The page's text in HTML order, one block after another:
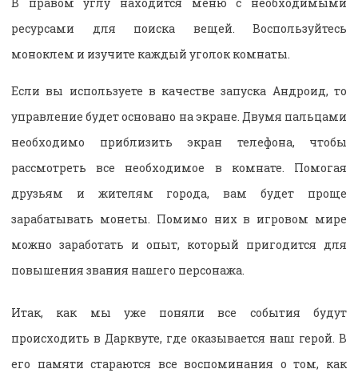
ресурсами для поиска вещей. Воспользуйтесь
моноклем и изучите каждый уголок комнаты.
Если вы используете в качестве запуска Андроид, то
управление будет основано на экране. Двумя пальцами
необходимо приблизить экран телефона, чтобы
рассмотреть все необходимое в комнате. Помогая
друзьям и жителям города, вам будет проще
зарабатывать монеты. Помимо них в игровом мире
можно заработать и опыт, который пригодится для
повышения звания нашего персонажа.
Итак, как мы уже поняли все события будут
происходить в Дарквуте, где оказывается наш герой. В
его памяти стараются все воспоминания о том, как